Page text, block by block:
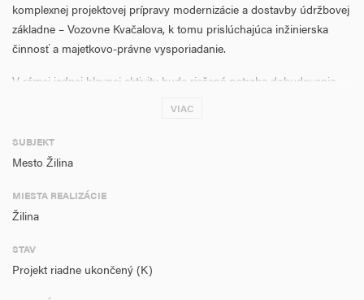
komplexnej projektovej prípravy modernizácie a dostavby údržbovej
základne – Vozovne Kvačalova, k tomu prislúchajúca inžinierska
činnosť a majetkovo-právne vysporiadanie.
V rámci jednej hlavnej aktivity bude riešená potreba dobudovania
vozidlového parku a to pre kapacitu vozidiel súčasnú ako aj
výhľadovo do budúcnosti.
Úspešná realizácia Národného projektu a jeho aktivita (Projektová
príprava) bude východiskom a základným predpokladom
technickej základne na opravu a údržbu vozového parku dráhovej
MHD – trolejbusov.
VIAC
SUBJEKT
Mesto Žilina
MIESTA REALIZÁCIE
Žilina
STAV
Projekt riadne ukončený (K)